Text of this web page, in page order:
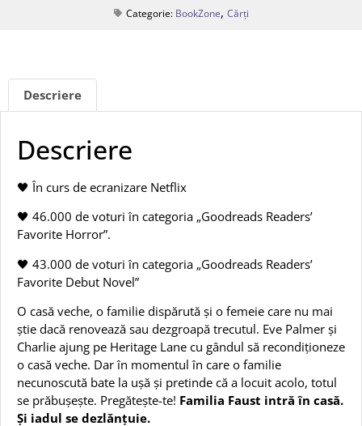
Categorie: BookZone, Cărți
Descriere
Descriere
🖤 În curs de ecranizare Netflix
🖤 46.000 de voturi în categoria „Goodreads Readers’
Favorite Horror”.
🖤 43.000 de voturi în categoria „Goodreads Readers’
Favorite Debut Novel”
O casă veche, o familie dispărută și o femeie care nu mai
știe dacă renovează sau dezgroapă trecutul. Eve Palmer și
Charlie ajung pe Heritage Lane cu gândul să recondiționeze
o casă veche. Dar în momentul în care o familie
necunoscută bate la ușă și pretinde că a locuit acolo, totul
se prăbușește. Pregătește-te! Familia Faust intră în casă.
Și iadul se dezlănțuie.